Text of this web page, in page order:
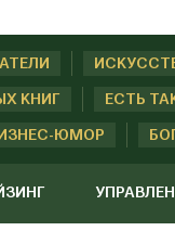
КНИГ ЕСТЬ
ЮМОР